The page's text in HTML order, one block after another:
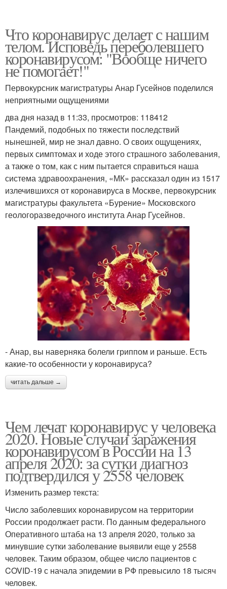
Что коронавирус делает с нашим
телом. Исповедь переболевшего
коронавирусом: "Вообще ничего
не помогает!"
Первокурсник магистратуры Анар Гусейнов поделился
неприятными ощущениями
два дня назад в 11:33, просмотров: 118412
Пандемий, подобных по тяжести последствий
нынешней, мир не знал давно. О своих ощущениях,
первых симптомах и ходе этого страшного заболевания,
а также о том, как с ним пытается справиться наша
система здравоохранения, «МК» рассказал один из 1517
излечившихся от коронавируса в Москве, первокурсник
магистратуры факультета «Бурение» Московского
геологоразведочного института Анар Гусейнов.
- Анар, вы наверняка болели гриппом и раньше. Есть
какие-то особенности у коронавируса?
читать дальше →
Чем лечат коронавирус у человека
2020. Новые случаи заражения
коронавирусом в России на 13
апреля 2020: за сутки диагноз
подтвердился у 2558 человек
Изменить размер текста:
Число заболевших коронавирусом на территории
России продолжает расти. По данным федерального
Оперативного штаба на 13 апреля 2020, только за
минувшие сутки заболевание выявили еще у 2558
человек. Таким образом, общее число пациентов с
COVID-19 с начала эпидемии в РФ превысило 18 тысяч
человек.